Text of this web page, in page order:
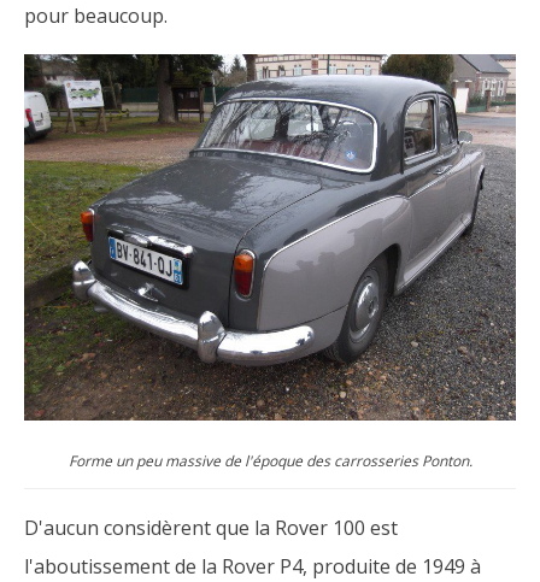
pour beaucoup.
Forme un peu massive de l'époque des carrosseries Ponton.
D'aucun considèrent que la Rover 100 est
l'aboutissement de la Rover P4, produite de 1949 à